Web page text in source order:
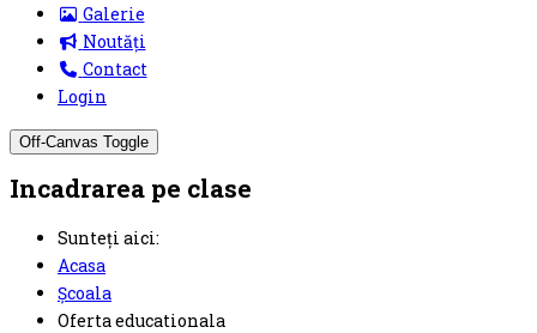
Galerie
Noutăți
Contact
Login
Off-Canvas Toggle
Incadrarea pe clase
Sunteți aici:
Acasa
Școala
Oferta educationala